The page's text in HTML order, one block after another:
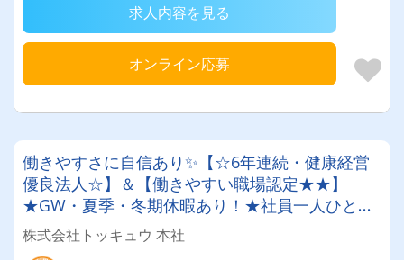
求人内容を見る
オンライン応募
働きやすさに自信あり✨【☆6年連続・健康経営
優良法人☆】＆【働きやすい職場認定★★】
★GW・夏季・冬期休暇あり！★社員一人ひとり
を大切にする昭和34年設立の安定企業！＜経験者
大歓迎！大型トレーラードライバー＞
株式会社トッキュウ 本社